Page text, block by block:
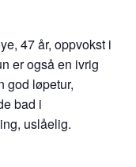
47 år, oppvokst i
er også en ivrig
god løpetur,
bad i
uslåelig.